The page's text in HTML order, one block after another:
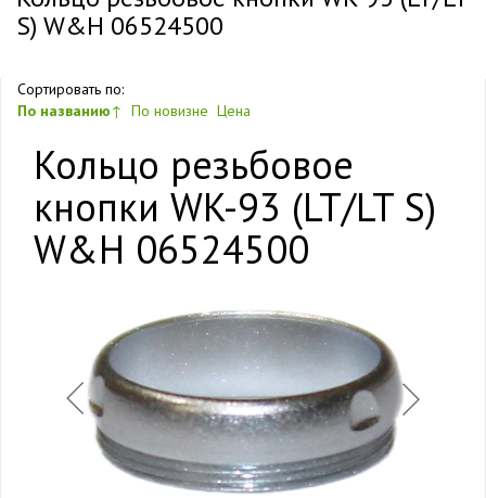
S) W&H 06524500
Сортировать по:
По названию↑ По новизне Цена
Кольцо резьбовое
кнопки WK-93 (LT/LT S)
W&H 06524500